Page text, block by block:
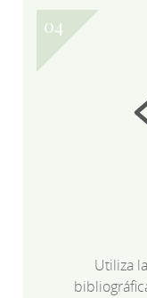
Utiliza